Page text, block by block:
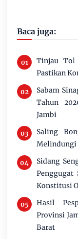
Baca juga:
Tinjau Tol
Pastikan
Sabam
Tahun
Jambi
Saling
Melindungi
Sidang
Penggugat
Konstitusi
Hasil
Provinsi
Barat